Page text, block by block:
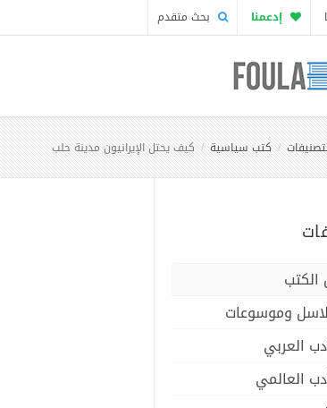
إدعمنا بحث متقدم
كتب سياسية كيف يحتل الإيرانيون مدينة حلب
وموسوعات
العربي
العالمي